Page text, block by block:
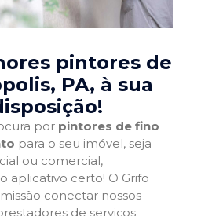
pintores de
PA, à sua
por pintores de fino
para o seu imóvel, seja
ou comercial,
aplicativo certo! O Grifo
conectar nossos
de serviços